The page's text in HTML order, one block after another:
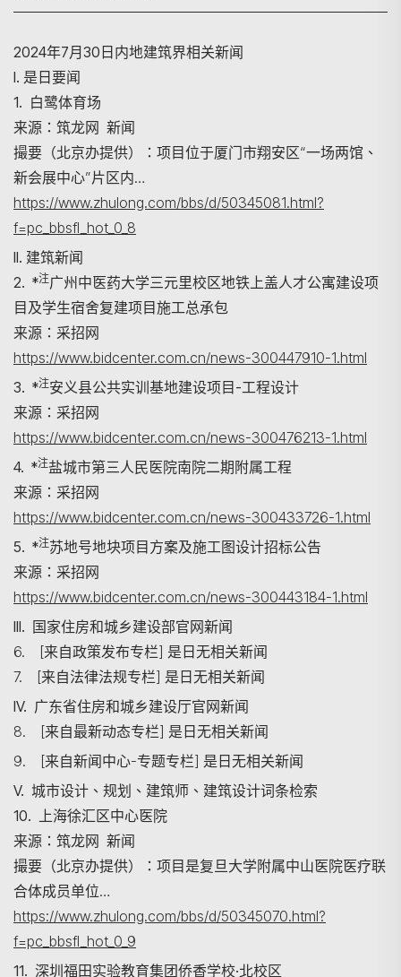
2024年7月30日内地建筑界相关新闻
I. 是日要闻
1. 白鹭体育场
来源：筑龙网 新闻
撮要（北京办提供）：项目位于厦门市翔安区“一场两馆、
新会展中心”片区内…
https://www.zhulong.com/bbs/d/50345081.html?
f=pc_bbsfl_hot_0_8
II. 建筑新闻
2. *注广州中医药大学三元里校区地铁上盖人才公寓建设项
目及学生宿舍复建项目施工总承包
来源：采招网
https://www.bidcenter.com.cn/news-300447910-1.html
3. *注安义县公共实训基地建设项目-工程设计
来源：采招网
https://www.bidcenter.com.cn/news-300476213-1.html
4. *注盐城市第三人民医院南院二期附属工程
来源：采招网
https://www.bidcenter.com.cn/news-300433726-1.html
5. *注苏地号地块项目方案及施工图设计招标公告
来源：采招网
https://www.bidcenter.com.cn/news-300443184-1.html
III. 国家住房和城乡建设部官网新闻
6. [来自政策发布专栏] 是日无相关新闻
7. [来自法律法规专栏] 是日无相关新闻
IV. 广东省住房和城乡建设厅官网新闻
8. [来自最新动态专栏] 是日无相关新闻
9. [来自新闻中心-专题专栏] 是日无相关新闻
V. 城市设计、规划、建筑师、建筑设计词条检索
10. 上海徐汇区中心医院
来源：筑龙网 新闻
撮要（北京办提供）：项目是复旦大学附属中山医院医疗联
合体成员单位…
https://www.zhulong.com/bbs/d/50345070.html?
f=pc_bbsfl_hot_0_9
11. 深圳福田实验教育集团侨香学校·北校区